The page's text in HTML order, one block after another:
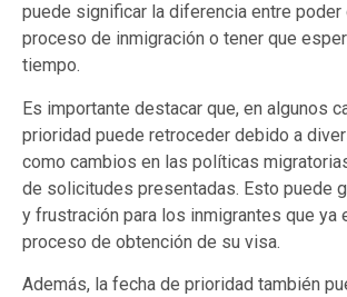
puede significar la diferencia entre poder
proceso de inmigración o tener que
tiempo.
Es importante destacar que, en algunos
prioridad puede retroceder debido a
como cambios en las políticas
de solicitudes presentadas. Esto puede
y frustración para los inmigrantes que ya
proceso de obtención de su visa.
Además, la fecha de prioridad también